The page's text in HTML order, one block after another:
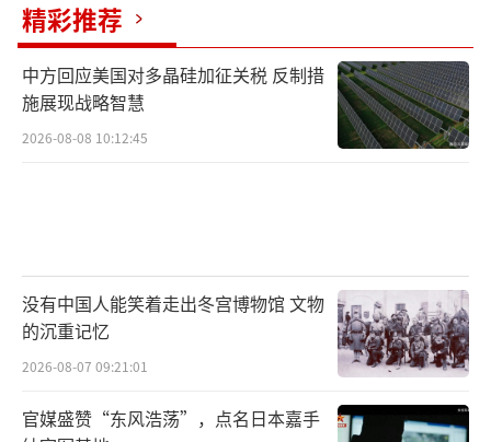
精彩推荐
中方回应美国对多晶硅加征关税 反制措
施展现战略智慧
2026-08-08 10:12:45
没有中国人能笑着走出冬宫博物馆 文物
的沉重记忆
2026-08-07 09:21:01
官媒盛赞“东风浩荡”，点名日本嘉手